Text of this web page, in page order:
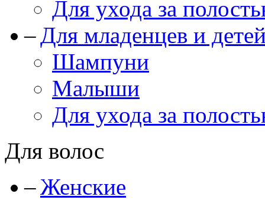
Для ухода за
Для младенцев и
Шампуни
Малыши
Для ухода за
Для волос
Женские